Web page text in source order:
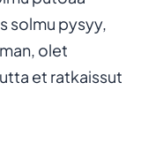
solmu pysyy,
olet
et ratkaissut